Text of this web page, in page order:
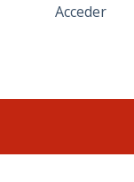
Acceder